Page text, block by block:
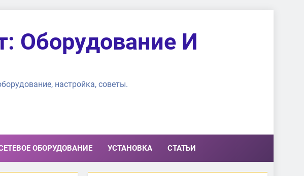
Оборудование И
настройка, советы.
ОБОРУДОВАНИЕ УСТАНОВКА СТАТЬИ